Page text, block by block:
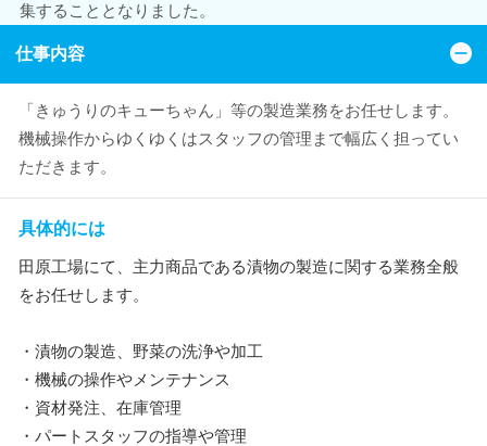
集することとなりました。
仕事内容
「きゅうりのキューちゃん」等の製造業務をお任せします。
機械操作からゆくゆくはスタッフの管理まで幅広く担ってい
ただきます。
具体的には
田原工場にて、主力商品である漬物の製造に関する業務全般
をお任せします。
・漬物の製造、野菜の洗浄や加工
・機械の操作やメンテナンス
・資材発注、在庫管理
・パートスタッフの指導や管理